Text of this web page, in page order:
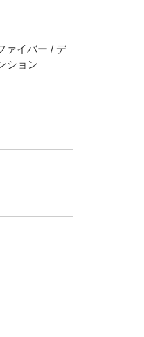
ァイバー / デ
ション